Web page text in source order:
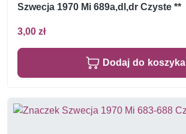
Szwecja 1970 Mi 689a,dl,dr Czyste **
3,00 zł
Dodaj do koszyka